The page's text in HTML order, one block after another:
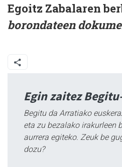
Egoitz Zabalaren
borondateen
Egin zaitez
Begitu da Arratiako
eta zu bezalako irakurleen
aurrera egiteko. Zeuk be
dozu?